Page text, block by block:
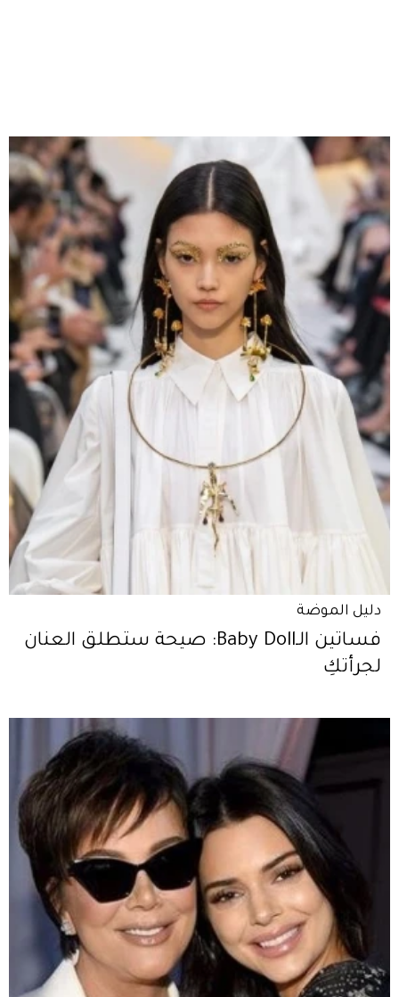
دليل الموضة
فساتين الـBaby Doll: صيحة ستطلق العنان
لجرأتكِ